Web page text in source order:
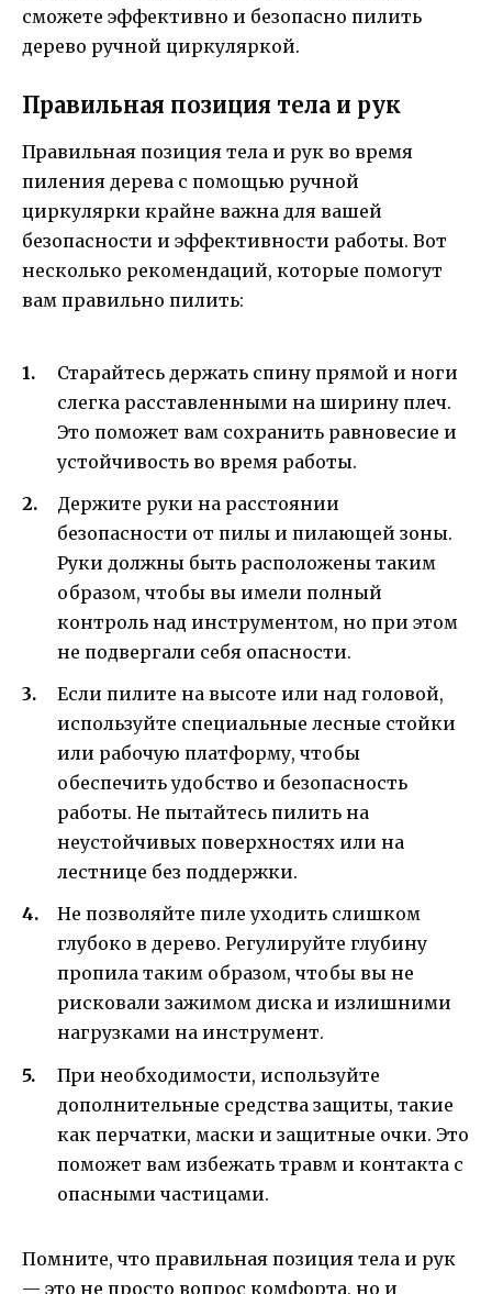
сможете эффективно и безопасно пилить
дерево ручной циркуляркой.
Правильная позиция тела и рук
Правильная позиция тела и рук во время
пиления дерева с помощью ручной
циркулярки крайне важна для вашей
безопасности и эффективности работы. Вот
несколько рекомендаций, которые помогут
вам правильно пилить:
Старайтесь держать спину прямой и ноги
слегка расставленными на ширину плеч.
Это поможет вам сохранить равновесие и
устойчивость во время работы.
Держите руки на расстоянии
безопасности от пилы и пилающей зоны.
Руки должны быть расположены таким
образом, чтобы вы имели полный
контроль над инструментом, но при этом
не подвергали себя опасности.
Если пилите на высоте или над головой,
используйте специальные лесные стойки
или рабочую платформу, чтобы
обеспечить удобство и безопасность
работы. Не пытайтесь пилить на
неустойчивых поверхностях или на
лестнице без поддержки.
Не позволяйте пиле уходить слишком
глубоко в дерево. Регулируйте глубину
пропила таким образом, чтобы вы не
рисковали зажимом диска и излишними
нагрузками на инструмент.
При необходимости, используйте
дополнительные средства защиты, такие
как перчатки, маски и защитные очки. Это
поможет вам избежать травм и контакта с
опасными частицами.
Помните, что правильная позиция тела и рук
— это не просто вопрос комфорта, но и